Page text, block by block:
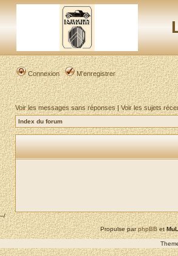
Connexion M’enregistrer
Voir les messages sans réponses|Voir les sujets
Index du forum
--/
Propulse parphpBBetMuL